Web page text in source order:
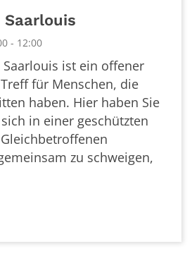
Saarlouis
- 12:00
Saarlouis ist ein offener
für Menschen, die
haben. Hier haben Sie
in einer geschützten
zu schweigen,